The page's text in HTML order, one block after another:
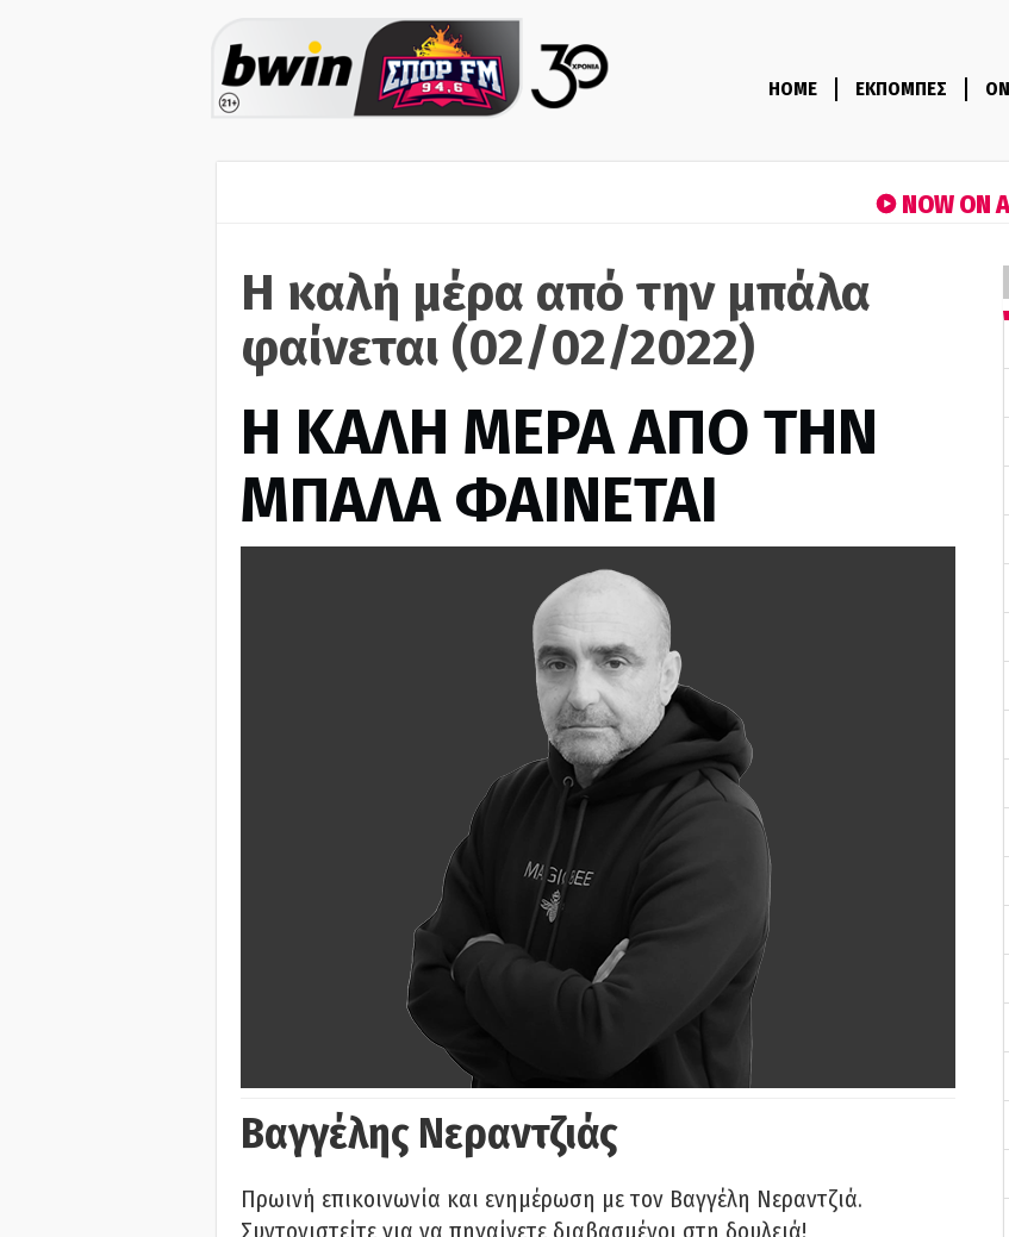
HOME ΕΚΠΟΜΠΕΣ
NOW ON
Η καλή μέρα από την μπάλα
φαίνεται (02/02/2022)
H ΚΑΛΗ ΜΕΡΑ ΑΠΟ ΤΗΝ
ΜΠΑΛΑ ΦΑΙΝΕΤΑΙ
Βαγγέλης Νεραντζιάς
Πρωινή επικοινωνία και ενημέρωση με τον Βαγγέλη Νεραντζιά.